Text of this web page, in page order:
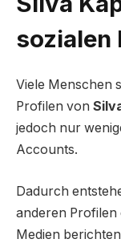
sozialen
Viele Menschen
Profilen von
jedoch nur
Accounts.
Dadurch
anderen Profilen
Medien